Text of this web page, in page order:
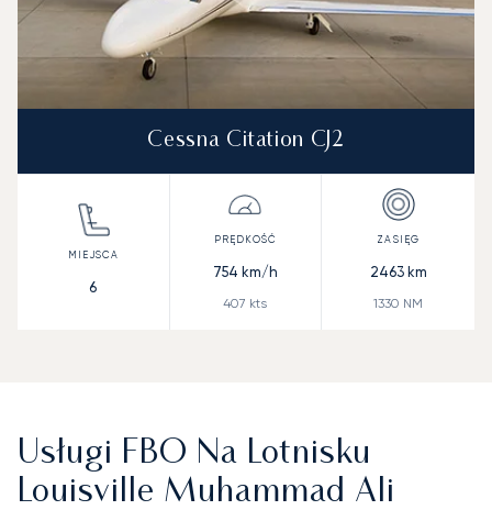
Cessna Citation CJ2
6
754 km/h
407 kts
2463km
1330 NM
Usługi FBO Na Lotnisku
Louisville Muhammad Ali